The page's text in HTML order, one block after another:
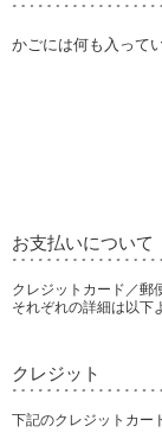
かごには何も入って
お支払いについて
クレジットカード／郵
それぞれの詳細は以下
クレジット
下記のクレジットカー